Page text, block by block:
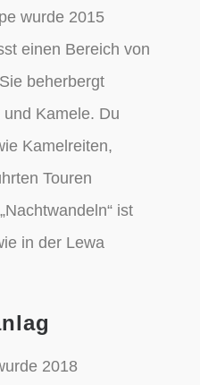
wurde 2015
einen Bereich von
beherbergt
Kamele. Du
Kamelreiten,
Touren
ist
in der Lewa
2018